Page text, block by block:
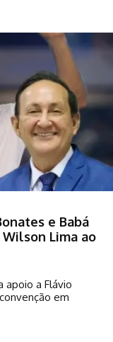
e Babá
Lima ao
apoio a Flávio
em